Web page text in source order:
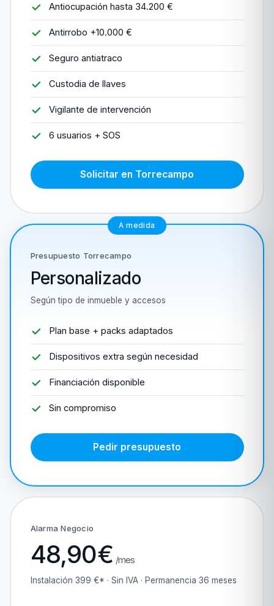
Antiocupación hasta 34.200 €
Antirrobo +10.000 €
Seguro antiatraco
Custodia de llaves
Vigilante de intervención
6 usuarios + SOS
Solicitar en Torrecampo
A medida
Presupuesto Torrecampo
Personalizado
Según tipo de inmueble y accesos
Plan base + packs adaptados
Dispositivos extra según necesidad
Financiación disponible
Sin compromiso
Pedir presupuesto
Alarma Negocio
48,90€ /mes
Instalación 399 €* · Sin IVA · Permanencia 36 meses